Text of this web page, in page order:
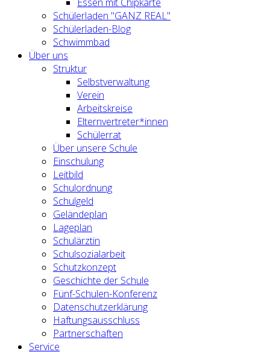
Schülerladen "GANZ REAL"
Schülerladen-Blog
Schwimmbad
Über uns
Struktur
Selbstverwaltung
Verein
Arbeitskreise
Elternvertreter*innen
Schülerrat
Über unsere Schule
Einschulung
Leitbild
Schulordnung
Schulgeld
Geländeplan
Lageplan
Schulärztin
Schulsozialarbeit
Schutzkonzept
Geschichte der Schule
Fünf-Schulen-Konferenz
Datenschutzerklärung
Haftungsausschluss
Partnerschaften
Service